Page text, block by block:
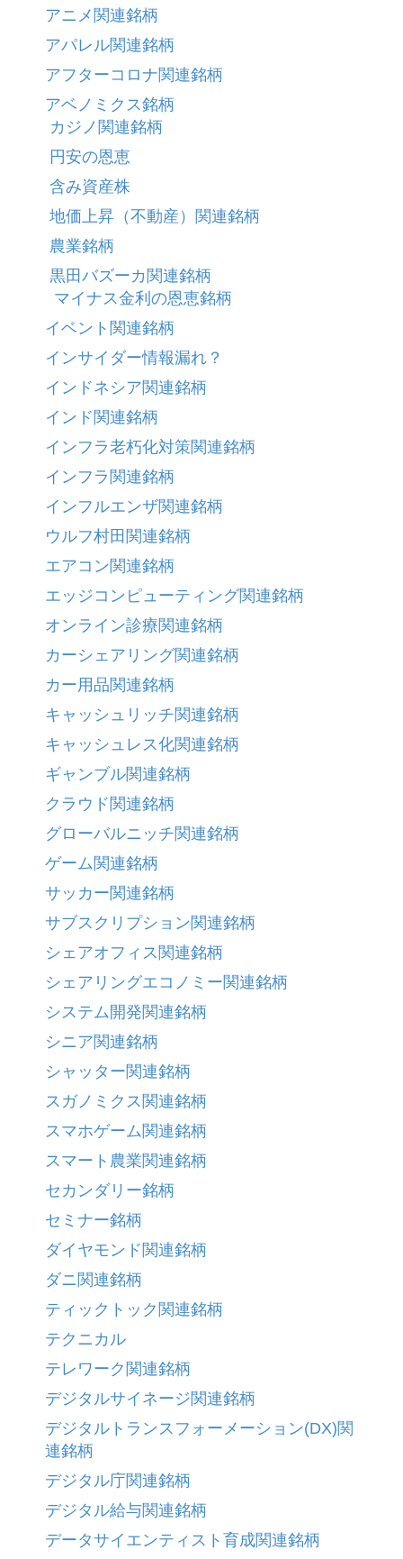
アニメ関連銘柄
アパレル関連銘柄
アフターコロナ関連銘柄
アベノミクス銘柄
カジノ関連銘柄
円安の恩恵
含み資産株
地価上昇（不動産）関連銘柄
農業銘柄
黒田バズーカ関連銘柄
マイナス金利の恩恵銘柄
イベント関連銘柄
インサイダー情報漏れ？
インドネシア関連銘柄
インド関連銘柄
インフラ老朽化対策関連銘柄
インフラ関連銘柄
インフルエンザ関連銘柄
ウルフ村田関連銘柄
エアコン関連銘柄
エッジコンピューティング関連銘柄
オンライン診療関連銘柄
カーシェアリング関連銘柄
カー用品関連銘柄
キャッシュリッチ関連銘柄
キャッシュレス化関連銘柄
ギャンブル関連銘柄
クラウド関連銘柄
グローバルニッチ関連銘柄
ゲーム関連銘柄
サッカー関連銘柄
サブスクリプション関連銘柄
シェアオフィス関連銘柄
シェアリングエコノミー関連銘柄
システム開発関連銘柄
シニア関連銘柄
シャッター関連銘柄
スガノミクス関連銘柄
スマホゲーム関連銘柄
スマート農業関連銘柄
セカンダリー銘柄
セミナー銘柄
ダイヤモンド関連銘柄
ダニ関連銘柄
ティックトック関連銘柄
テクニカル
テレワーク関連銘柄
デジタルサイネージ関連銘柄
デジタルトランスフォーメーション(DX)関
連銘柄
デジタル庁関連銘柄
デジタル給与関連銘柄
データサイエンティスト育成関連銘柄